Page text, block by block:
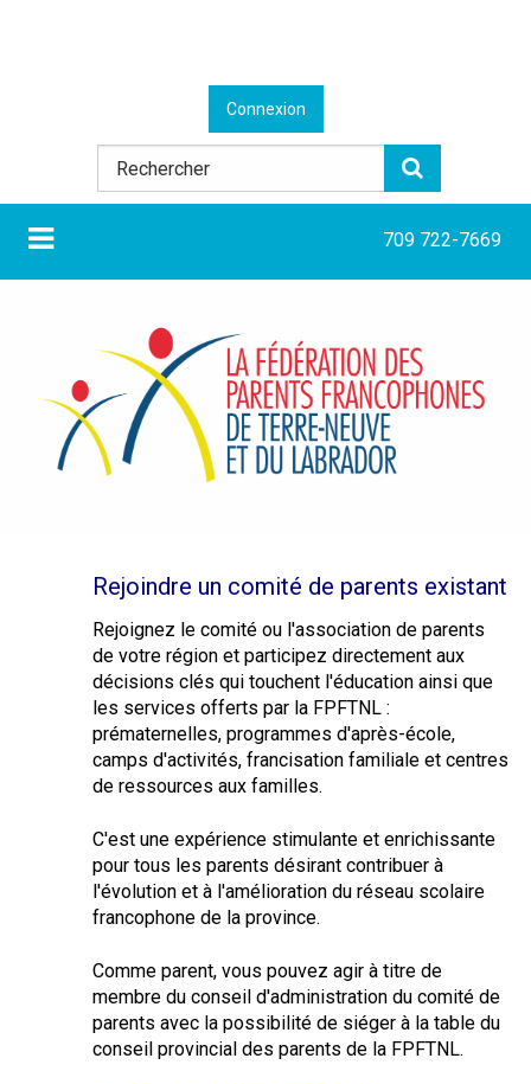
Connexion
709 722-7669
Rejoindre un comité de parents existant
Rejoignez le comité ou l'association de parents
de votre région et participez directement aux
décisions clés qui touchent l'éducation ainsi que
les services offerts par la FPFTNL :
prématernelles, programmes d'après-école,
camps d'activités, francisation familiale et centres
de ressources aux familles.
C'est une expérience stimulante et enrichissante
pour tous les parents désirant contribuer à
l'évolution et à l'amélioration du réseau scolaire
francophone de la province.
Comme parent, vous pouvez agir à titre de
membre du conseil d'administration du comité de
parents avec la possibilité de siéger à la table du
conseil provincial des parents de la FPFTNL.